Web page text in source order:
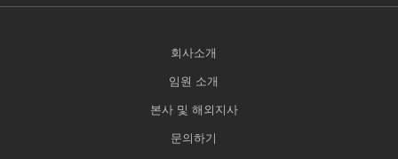
회사소개
임원 소개
본사 및 해외지사
문의하기